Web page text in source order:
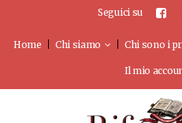
Seguici su
Home Chi siamo Chi sono i
Il mio